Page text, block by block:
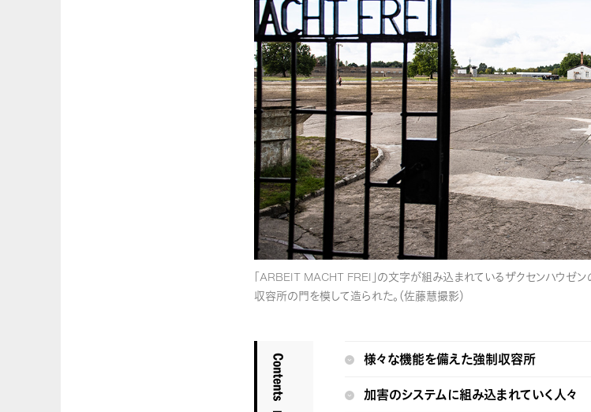
「ARBEIT MACHT FREI」の文字が組み込まれているザクセンハウゼン
収容所の門を模して造られた。（佐藤慧撮影）
様々な機能を備えた強制収容所
加害のシステムに組み込まれていく人々